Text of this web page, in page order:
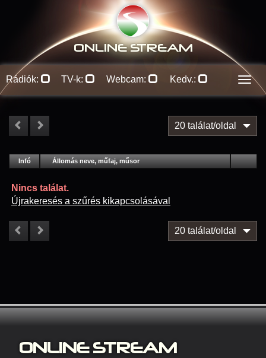
ONLINE STREAM
Rádiók: TV-k: Webcam: Kedv.:
20 találat/oldal
Infó Lejátszás
Állomás neve, műfaj, műsor
Nincs találat.
Újrakeresés a szűrés kikapcsolásával
20 találat/oldal
ONLINE STREAM